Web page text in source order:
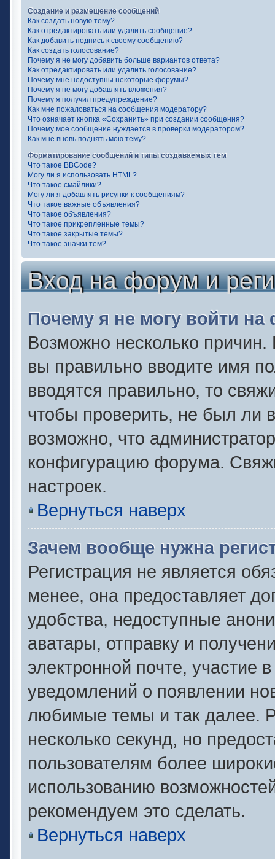
Создание и размещение сообщений
Как создать новую тему?
Как отредактировать или удалить сообщение?
Как добавить подпись к своему сообщению?
Как создать голосование?
Почему я не могу добавить больше вариантов ответа?
Как отредактировать или удалить голосование?
Почему мне недоступны некоторые форумы?
Почему я не могу добавлять вложения?
Почему я получил предупреждение?
Как мне пожаловаться на сообщения модератору?
Что означает кнопка «Сохранить» при создании сообщения?
Почему мое сообщение нуждается в проверки модератором?
Как мне вновь поднять мою тему?
Форматирование сообщений и типы создаваемых тем
Что такое BBCode?
Могу ли я использовать HTML?
Что такое смайлики?
Могу ли я добавлять рисунки к сообщениям?
Что такое важные объявления?
Что такое объявления?
Что такое прикрепленные темы?
Что такое закрытые темы?
Что такое значки тем?
Вход на форум и
Почему я не могу войти
Возможно несколько
вы правильно вводите имя
вводятся правильно, то
чтобы проверить, не был ли
возможно, что
конфигурацию форума.
настроек.
Вернуться наверх
Зачем вообще нужна
Регистрация не является
менее, она предоставляет
удобства, недоступные
аватары, отправку и
электронной почте, участие
уведомлений о появлении
любимые темы и так далее.
несколько секунд, но
пользователям более
использованию
рекомендуем это сделать.
Вернуться наверх